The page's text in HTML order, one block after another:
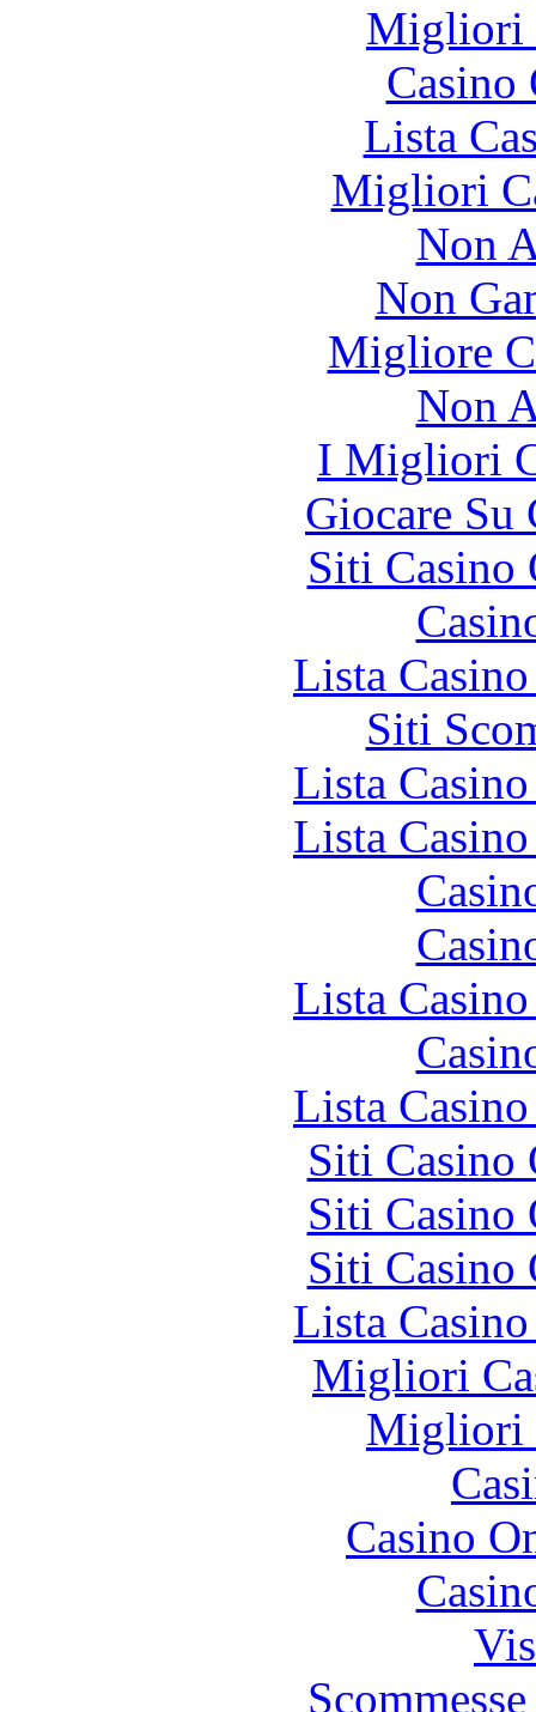
Migliori
Lista
Migliori
Non
Non
Migliore
Non
I Migliori
Giocare Su
Siti Casino
Lista
Siti
Lista
Lista
Lista
Lista
Siti Casino
Siti Casino
Siti Casino
Lista
Migliori
Migliori
Casino